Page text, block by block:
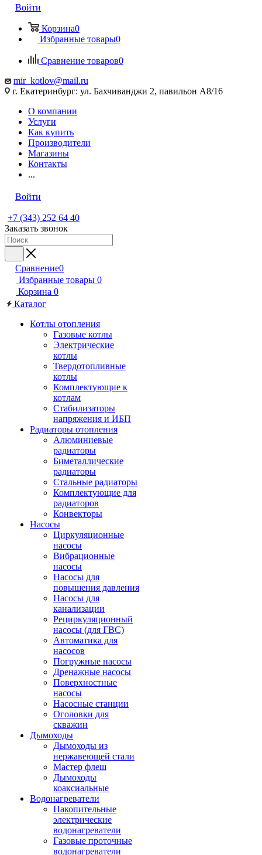
Войти
Корзина0
Избранные товары0
Сравнение товаров0
mir_kotlov@mail.ru
г. Екатеринбург: ул. Бахчиванджи 2, павильон А8/16
О компании
Услуги
Как купить
Производители
Магазины
Контакты
...
Войти
+7 (343) 252 64 40
Заказать звонок
Сравнение0
Избранные товары 0
Корзина 0
Каталог
Котлы отопления
Газовые котлы
Электрические
котлы
Твердотопливные
котлы
Комплектующие к
котлам
Стабилизаторы
напряжения и ИБП
Радиаторы отопления
Алюминиевые
радиаторы
Биметаллические
радиаторы
Стальные радиаторы
Комплектующие для
радиаторов
Конвекторы
Насосы
Циркуляционные
насосы
Вибрационные
насосы
Насосы для
повышения давления
Насосы для
канализации
Рециркуляционный
насосы (для ГВС)
Автоматика для
насосов
Погружные насосы
Дренажные насосы
Поверхностные
насосы
Насосные станции
Оголовки для
скважин
Дымоходы
Дымоходы из
нержавеющей стали
Мастер флеш
Дымоходы
коаксиальные
Водонагреватели
Накопительные
электрические
водонагреватели
Газовые проточные
водонагреватели